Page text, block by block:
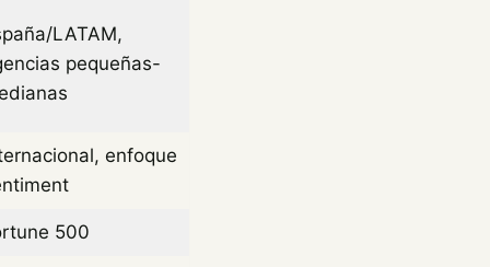
LATAM,
pequeñas-
enfoque
500